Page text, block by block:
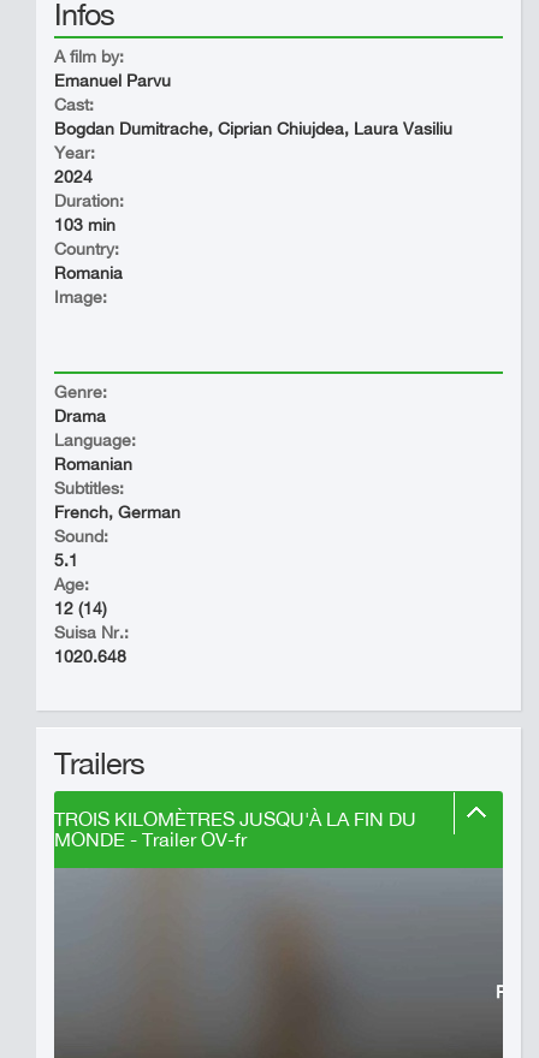
Infos
A film by:
Emanuel Parvu
Cast:
Bogdan Dumitrache, Ciprian Chiujdea, Laura Vasiliu
Year:
2024
Duration:
103 min
Country:
Romania
Image:
Genre:
Drama
Language:
Romanian
Subtitles:
French, German
Sound:
5.1
Age:
12 (14)
Suisa Nr.:
1020.648
Trailers
TROIS KILOMÈTRES JUSQU'À LA FIN DU
MONDE - Trailer OV-fr